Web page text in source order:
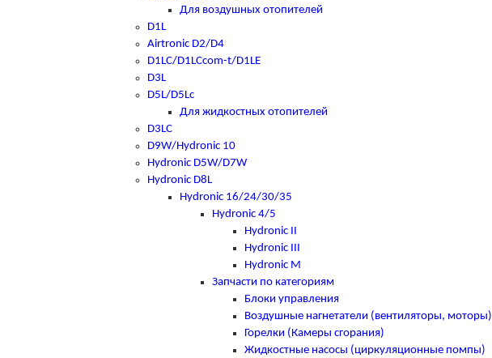
Для воздушных отопителей
D1L
Airtronic D2/D4
D1LC/D1LCcom-t/D1LE
D3L
D5L/D5Lc
Для жидкостных отопителей
D3LC
D9W/Hydronic 10
Hydronic D5W/D7W
Hydronic D8L
Hydronic 16/24/30/35
Hydronic 4/5
Hydronic II
Hydronic III
Hydronic M
Запчасти по категориям
Блоки управления
Воздушные нагнетатели (вентиляторы, моторы)
Горелки (Камеры сгорания)
Жидкостные насосы (циркуляционные помпы)